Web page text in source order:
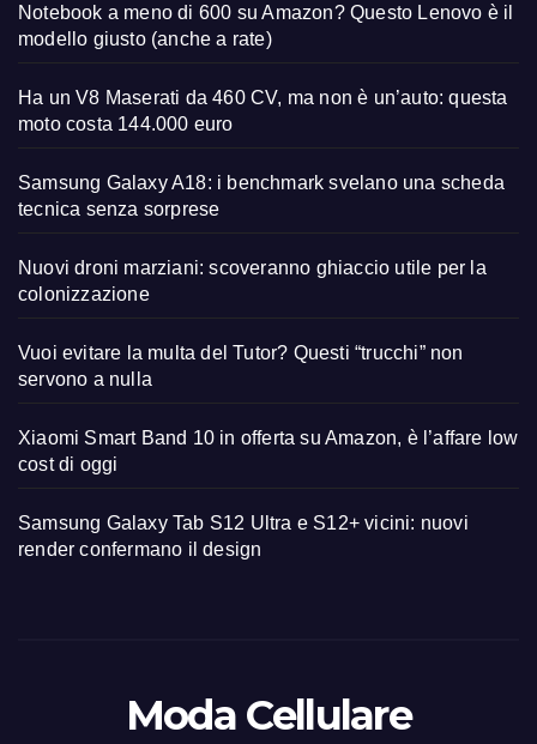
Notebook a meno di 600 su Amazon? Questo Lenovo è il
modello giusto (anche a rate)
Ha un V8 Maserati da 460 CV, ma non è un’auto: questa
moto costa 144.000 euro
Samsung Galaxy A18: i benchmark svelano una scheda
tecnica senza sorprese
Nuovi droni marziani: scoveranno ghiaccio utile per la
colonizzazione
Vuoi evitare la multa del Tutor? Questi “trucchi” non
servono a nulla
Xiaomi Smart Band 10 in offerta su Amazon, è l’affare low
cost di oggi
Samsung Galaxy Tab S12 Ultra e S12+ vicini: nuovi
render confermano il design
Moda Cellulare